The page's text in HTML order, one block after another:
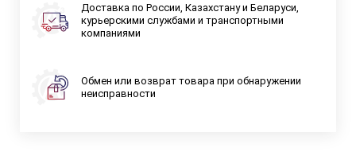
Доставка по России, Казахстану и Беларуси,
курьерскими службами и транспортными
компаниями
Обмен или возврат товара при обнаружении
неисправности